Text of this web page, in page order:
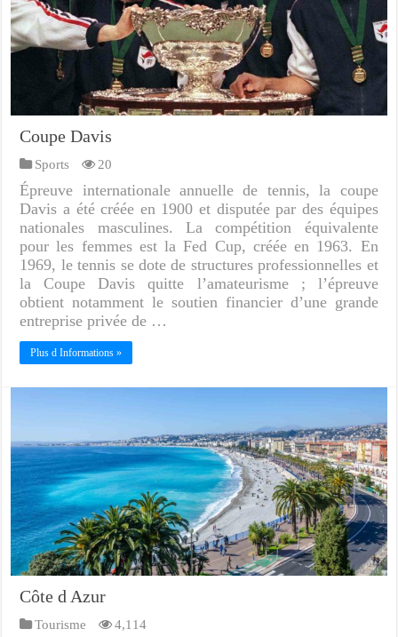
Coupe Davis
Sports 20
Épreuve internationale annuelle de tennis, la coupe
Davis a été créée en 1900 et disputée par des équipes
nationales masculines. La compétition équivalente
pour les femmes est la Fed Cup, créée en 1963. En
1969, le tennis se dote de structures professionnelles et
la Coupe Davis quitte l’amateurisme ; l’épreuve
obtient notamment le soutien financier d’une grande
entreprise privée de …
Plus d Informations »
Côte d Azur
Tourisme 4,114